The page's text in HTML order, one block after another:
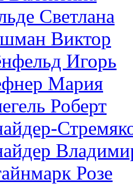
Светлана
Виктор
Игорь
Мария
Роберт
Розe